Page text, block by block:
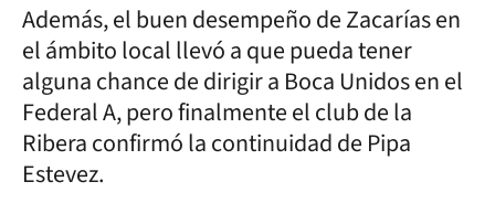
Además, el buen desempeño de Zacarías en
el ámbito local llevó a que pueda tener
alguna chance de dirigir a Boca Unidos en el
Federal A, pero finalmente el club de la
Ribera confirmó la continuidad de Pipa
Estevez.